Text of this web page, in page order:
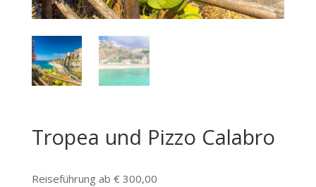
Tropea und Pizzo Calabro
Reiseführung ab € 300,00